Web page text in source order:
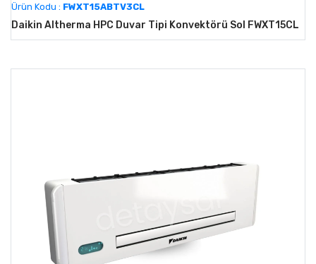
Ürün Kodu : FWXT15ABTV3CL
Daikin Altherma HPC Duvar Tipi Konvektörü Sol FWXT15CL